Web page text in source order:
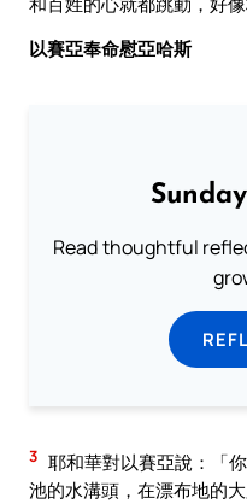
以賽亞奉命慰亞哈斯
Read thoughtful
3 耶和華對以賽亞說：「
池的水溝頭，在漂布地的